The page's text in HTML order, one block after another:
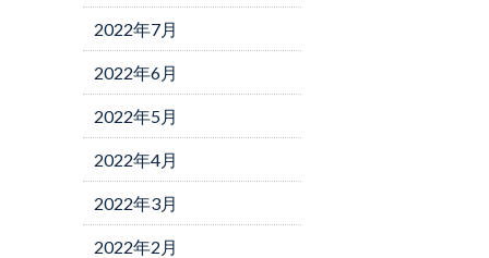
2022年7月
2022年6月
2022年5月
2022年4月
2022年3月
2022年2月